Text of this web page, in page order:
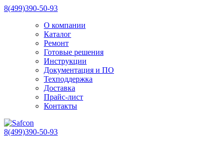
8(499)390-50-93
О компании
Каталог
Ремонт
Готовые решения
Инструкции
Документация и ПО
Техподдержка
Доставка
Прайс-лист
Контакты
8(499)390-50-93